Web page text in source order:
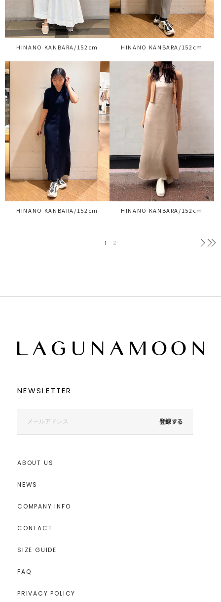
HINANO KANBARA/152cm HINANO KANBARA/152cm
HINANO KANBARA/152cm HINANO KANBARA/152cm
1 2 次へ
NEWSLETTER
登録する
ABOUT US
NEWS
COMPANY INFO
CONTACT
SIZE GUIDE
FAQ
PRIVACY POLICY